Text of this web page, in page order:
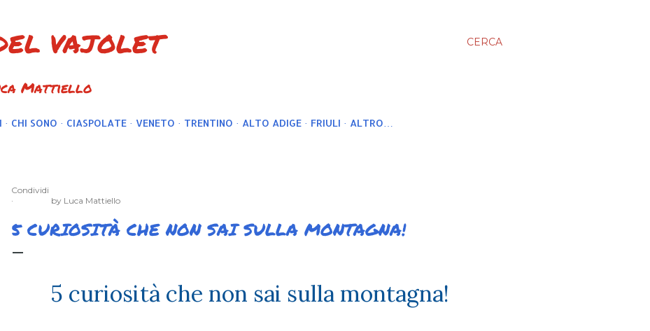
CERCA
VAJOLET
Mattiello
CHI SONO CIASPOLATE VENETO TRENTINO ALTO ADIGE FRIULI ALTRO…
Condividi
by Luca Mattiello
5 CURIOSITÀ CHE NON SAI SULLA MONTAGNA!
5 curiosità che non sai sulla montagna!